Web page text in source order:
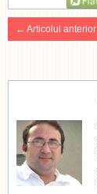
← Articolul anterior